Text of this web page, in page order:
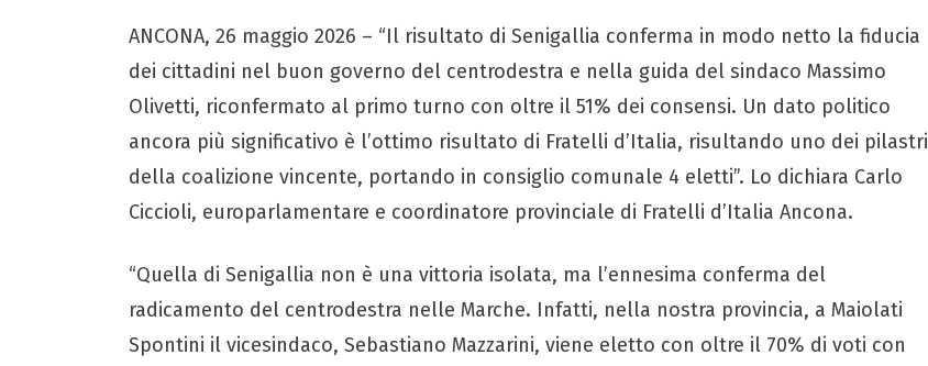
ANCONA, 26 maggio 2026 – “Il risultato di Senigallia conferma in modo netto la fiducia
dei cittadini nel buon governo del centrodestra e nella guida del sindaco Massimo
Olivetti, riconfermato al primo turno con oltre il 51% dei consensi. Un dato politico
ancora più significativo è l’ottimo risultato di Fratelli d’Italia, risultando uno dei pilastri
della coalizione vincente, portando in consiglio comunale 4 eletti”. Lo dichiara Carlo
Ciccioli, europarlamentare e coordinatore provinciale di Fratelli d’Italia Ancona.
“Quella di Senigallia non è una vittoria isolata, ma l’ennesima conferma del
radicamento del centrodestra nelle Marche. Infatti, nella nostra provincia, a Maiolati
Spontini il vicesindaco, Sebastiano Mazzarini, viene eletto con oltre il 70% di voti con